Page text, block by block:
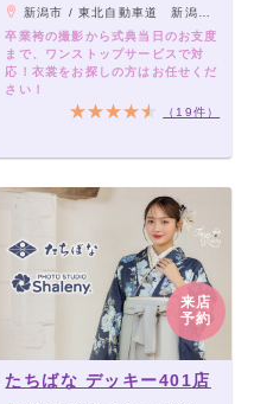
新潟市 / 東北自動車道 新潟亀田ICから車で2分／亀田駅から車で7分
卒業袴の撮影から式典当日のお支度
まで、ワンストップサービスで対
応！衣裳をお探しの方はお任せくだ
さい！
（19件）
来店
予約
たちばな デッキー401店